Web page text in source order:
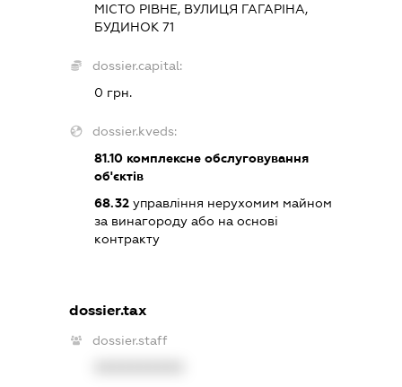
МІСТО РІВНЕ, ВУЛИЦЯ ГАГАРІНА,
БУДИНОК 71
dossier.capital:
0 грн.
dossier.kveds:
81.10комплексне обслуговування
об'єктів
68.32управління нерухомим майном
за винагороду або на основі
контракту
dossier.tax
dossier.staff